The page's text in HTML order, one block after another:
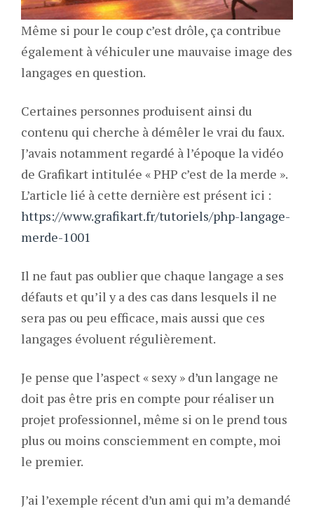
Même si pour le coup c’est drôle, ça contribue
également à véhiculer une mauvaise image des
langages en question.
Certaines personnes produisent ainsi du
contenu qui cherche à démêler le vrai du faux.
J’avais notamment regardé à l’époque la vidéo
de Grafikart intitulée « PHP c’est de la merde ».
L’article lié à cette dernière est présent ici :
https://www.grafikart.fr/tutoriels/php-langage-
merde-1001
Il ne faut pas oublier que chaque langage a ses
défauts et qu’il y a des cas dans lesquels il ne
sera pas ou peu efficace, mais aussi que ces
langages évoluent régulièrement.
Je pense que l’aspect « sexy » d’un langage ne
doit pas être pris en compte pour réaliser un
projet professionnel, même si on le prend tous
plus ou moins consciemment en compte, moi
le premier.
J’ai l’exemple récent d’un ami qui m’a demandé